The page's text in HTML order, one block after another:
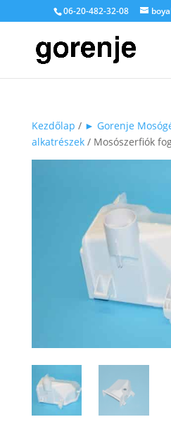
06-20-482-32-08
Kezdőlap / ► Gorenje
alkatrészek/ Mosószerfiók